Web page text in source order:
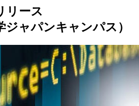
リース
ジャパンキャンパス）